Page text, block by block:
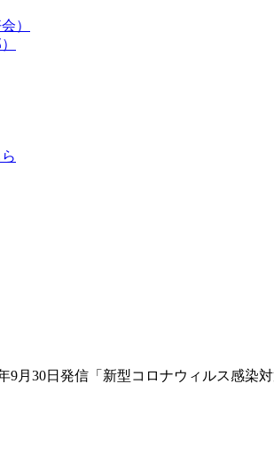
）
9月30日発信「新型コロナウィルス感染